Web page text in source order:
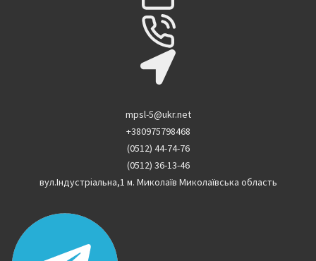
mpsl-5@ukr.net
+380975798468
(0512) 44-74-76
(0512) 36-13-46
вул.Індустріальна,1 м. Миколаїв Миколаївська область